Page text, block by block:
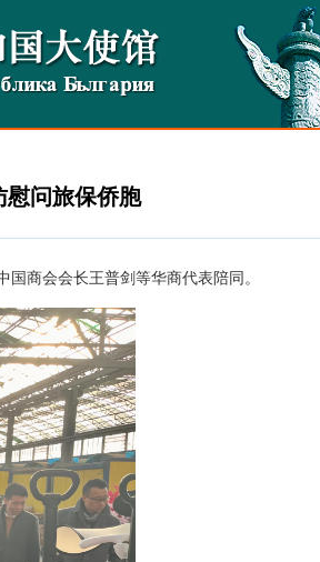
慰问旅保侨胞
商会会长王普剑等华商代表陪同。